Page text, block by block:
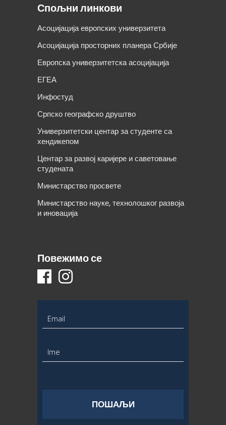
Спољни линкови
Асоцијација европских универзитета
Асоцијација просторних планера Србије
Европска универзитетска асоцијација
ЕГЕА
Инфостуд
Српско географско друштво
Универзитетски центар за студенте са
хендикепом
Центар за развој каријере и саветовање
студената
Министарство просвете
Министарство науке, технолошког развоја
и иновација
Повежимо се